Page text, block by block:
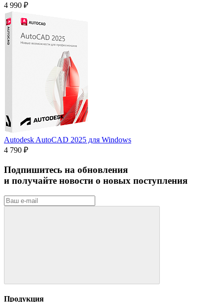
4 990 ₽
Autodesk AutoCAD 2025 для Windows
4 790 ₽
Подпишитесь на обновления
и получайте новости о новых поступления
Продукция